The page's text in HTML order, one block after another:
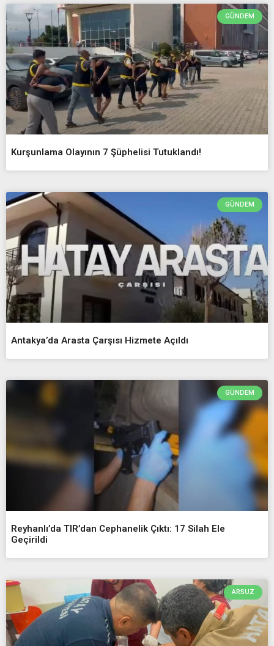
GÜNDEM
Kurşunlama Olayının 7 Şüphelisi Tutuklandı!
GÜNDEM
Antakya’da Arasta Çarşısı Hizmete Açıldı
GÜNDEM
Reyhanlı’da TIR’dan Cephanelik Çıktı: 17 Silah Ele
Geçirildi
ARSUZ